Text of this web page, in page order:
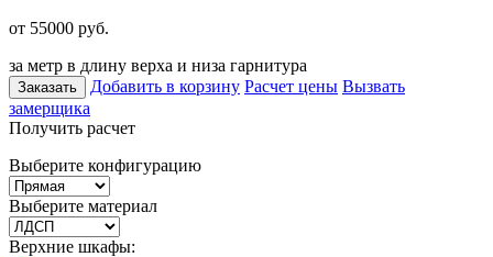
от 55000 руб.
за метр в длину верха и низа гарнитура
Заказать Добавить в корзину Расчет цены Вызвать
замерщика
Получить расчет
Выберите конфигурацию
Выберите материал
Верхние шкафы: